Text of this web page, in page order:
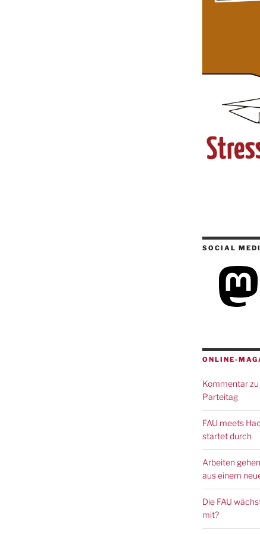
SOCIAL
ONLINE-
Kommentar
Parteitag
FAU meets
startet durch
Arbeiten
aus einem
Die FAU
mit?